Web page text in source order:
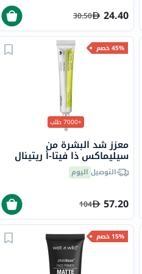
24.40
30.50
45% خصم
+7000 طلب
معزز شد البشرة من
سيليماكس ذا فيتا-أ ريتينال
شوت، 15 مل
التوصيل اليوم
57.20
104
15% خصم